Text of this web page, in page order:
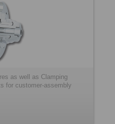
as well as Clamping
for customer-assembly